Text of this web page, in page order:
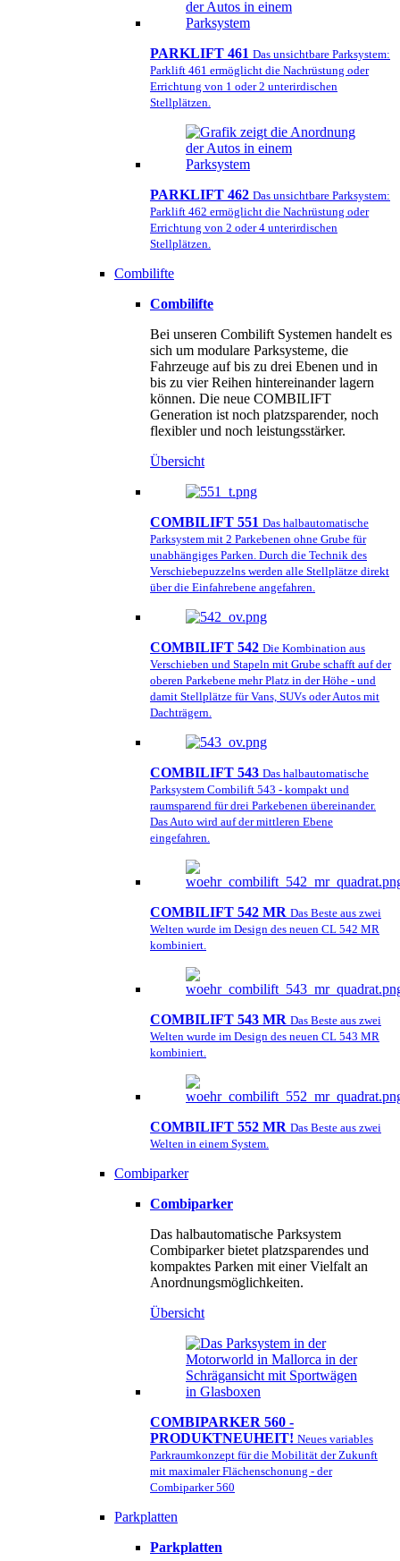
PARKLIFT 461 Das unsichtbare Parksystem:
Parklift 461 ermöglicht die Nachrüstung oder
Errichtung von 1 oder 2 unterirdischen
Stellplätzen.
PARKLIFT 462 Das unsichtbare Parksystem:
Parklift 462 ermöglicht die Nachrüstung oder
Errichtung von 2 oder 4 unterirdischen
Stellplätzen.
Combilifte
Combilifte
Bei unseren Combilift Systemen handelt es
sich um modulare Parksysteme, die
Fahrzeuge auf bis zu drei Ebenen und in
bis zu vier Reihen hintereinander lagern
können. Die neue COMBILIFT
Generation ist noch platzsparender, noch
flexibler und noch leistungsstärker.
Übersicht
COMBILIFT 551 Das halbautomatische
Parksystem mit 2 Parkebenen ohne Grube für
unabhängiges Parken. Durch die Technik des
Verschiebepuzzelns werden alle Stellplätze direkt
über die Einfahrebene angefahren.
COMBILIFT 542 Die Kombination aus
Verschieben und Stapeln mit Grube schafft auf der
oberen Parkebene mehr Platz in der Höhe - und
damit Stellplätze für Vans, SUVs oder Autos mit
Dachträgern.
COMBILIFT 543 Das halbautomatische
Parksystem Combilift 543 - kompakt und
raumsparend für drei Parkebenen übereinander.
Das Auto wird auf der mittleren Ebene
eingefahren.
COMBILIFT 542 MR Das Beste aus zwei
Welten wurde im Design des neuen CL 542 MR
kombiniert.
COMBILIFT 543 MR Das Beste aus zwei
Welten wurde im Design des neuen CL 543 MR
kombiniert.
COMBILIFT 552 MR Das Beste aus zwei
Welten in einem System.
Combiparker
Combiparker
Das halbautomatische Parksystem
Combiparker bietet platzsparendes und
kompaktes Parken mit einer Vielfalt an
Anordnungsmöglichkeiten.
Übersicht
COMBIPARKER 560 -
PRODUKTNEUHEIT! Neues variables
Parkraumkonzept für die Mobilität der Zukunft
mit maximaler Flächenschonung - der
Combiparker 560
Parkplatten
Parkplatten